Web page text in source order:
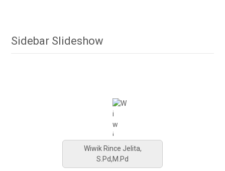
Sidebar Slideshow
Wiwik Rince Jelita,
S.Pd,M.Pd